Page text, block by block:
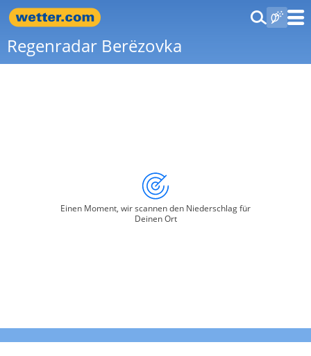
Regenradar Berëzovka
Einen Moment, wir scannen den Niederschlag für
Deinen Ort